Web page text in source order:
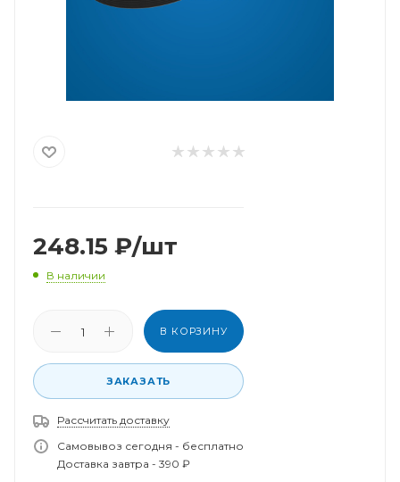
248.15 ₽/шт
В наличии
В КОРЗИНУ
ЗАКАЗАТЬ
Рассчитать доставку
Самовывоз сегодня - бесплатно
Доставка завтра - 390 ₽
Спасибо за заказ!
В ближайшее время наш менеджер свяжется с
вами.